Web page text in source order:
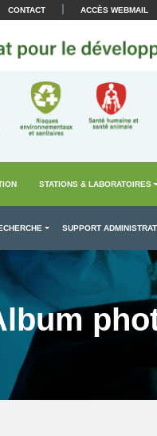
CONTACT | ACCÈS WEBMAIL
STATIONS & LABORATOIRES
SUPPORT